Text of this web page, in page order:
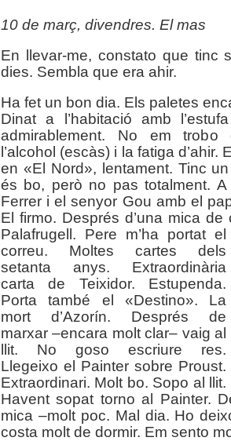
10 de març, divendres. El mas
En llevar-me, constato que tinc
dies. Sembla que era ahir.
Ha fet un bon dia. Els paletes
Dinat a l’habitació amb
admirablement. No em trobo
l’alcohol (escàs) i la fatiga d’ahir.
en «El Nord», lentament. Tinc
és bo, però no pas totalment.
Ferrer i el senyor Gou amb el
El firmo. Després d’una mica
Palafrugell. Pere m’ha portat el
correu. Moltes cartes dels
setanta anys. Extraordinària
carta de Teixidor. Estupenda.
Porta també el «Destino». La
mort d’Azorín. Després de
marxar –encara molt clar– vaig al
llit. No goso escriure res.
Llegeixo el Painter sobre Proust.
Extraordinari. Molt bo. Sopo al llit.
Havent sopat torno al Painter.
mica –molt poc. Mal dia. Ho
costa molt de dormir. Em sento